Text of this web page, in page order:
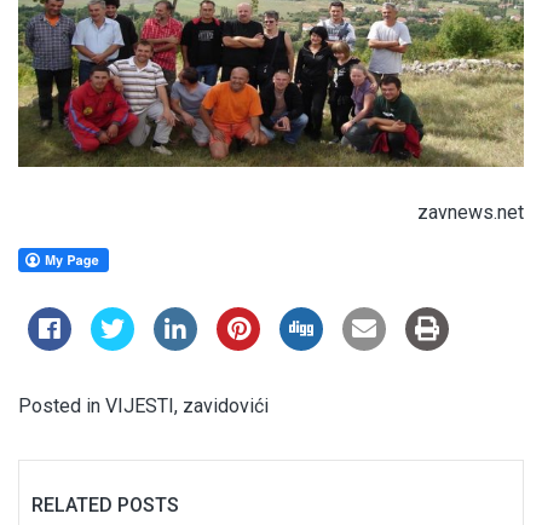
zavnews.net
Posted in VIJESTI, zavidovići
RELATED POSTS